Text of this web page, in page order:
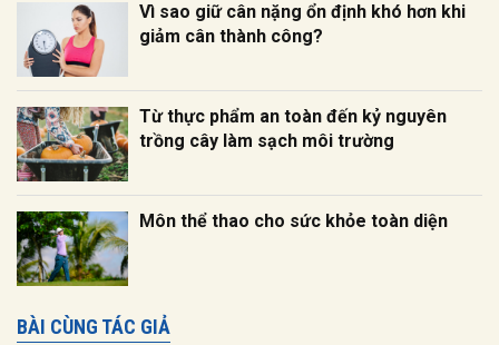
Vì sao giữ cân nặng ổn định khó hơn khi
giảm cân thành công?
Từ thực phẩm an toàn đến kỷ nguyên
trồng cây làm sạch môi trường
Môn thể thao cho sức khỏe toàn diện
BÀI CÙNG TÁC GIẢ